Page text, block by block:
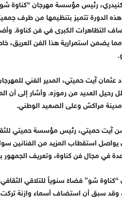
رئيس مؤسسة مهرجان “كناوة
هذه الدورة تتميز بتنظيمها من طرف
التظاهرات الكبرى في فن كناوة.
يضمن استمرارية هذا الفن العريق،
آيت حميتي، المدير الفني
رحيل العديد من رموزه. وأشار إلى أن
مراكش وعلى الصعيد الوطني.
آيت حميتي، رئيس مؤسسة حميتي
يواصل استقطاب المزيد من الفنانين
في مجال فن كناوة، وتعريف الجمهور
شو” فضاءً سنوياً للتلاقي
وقد سبق أن استضاف أسماء وازنة تركت